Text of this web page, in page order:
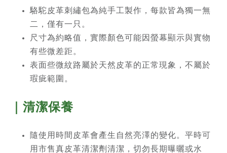
駱駝皮革刺繡包為純手工製作，每款皆為獨一無
二，僅有一只。
尺寸為約略值，實際顏色可能因螢幕顯示與實物
有些微差距。
表面些微紋路屬於天然皮革的正常現象，不屬於
瑕疵範圍。
｜清潔保養
隨使用時間皮革會產生自然亮澤的變化。平時可
用市售真皮革清潔劑清潔，切勿長期曝曬或水